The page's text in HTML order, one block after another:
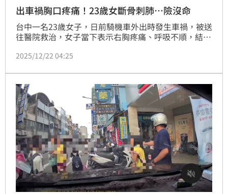
出車禍胸口疼痛！23歲女斷骨刺肺…險沒命
台中一名23歲女子，日前騎機車外出時發生車禍，被送
往醫院救治，女子當下表示右胸疼痛、呼吸不順，結果
肺臟，造成胸腔出血，嚴重壓迫肺部擴張，幸好醫療團
2025/12/22 04:25